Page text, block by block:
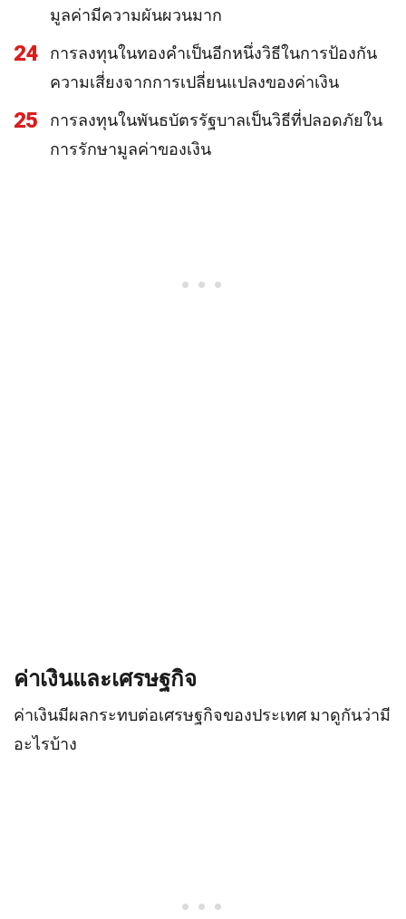
มูลค่ามีความผันผวนมาก
24
การลงทุนในทองคำเป็นอีกหนึ่งวิธีในการป้องกัน
ความเสี่ยงจากการเปลี่ยนแปลงของค่าเงิน
25
การลงทุนในพันธบัตรรัฐบาลเป็นวิธีที่ปลอดภัยใน
การรักษามูลค่าของเงิน
ค่าเงินและเศรษฐกิจ
ค่าเงินมีผลกระทบต่อเศรษฐกิจของประเทศ มาดูกันว่ามี
อะไรบ้าง